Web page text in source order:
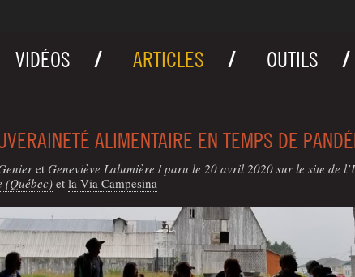
VIDÉOS ARTICLES OUTILS
ALIMENTAIRE EN TEMPS DE
etGene­viève Lalumière / paru le 20 avril 2020 sur le site de l
(Qué­bec)et la Via Campesina